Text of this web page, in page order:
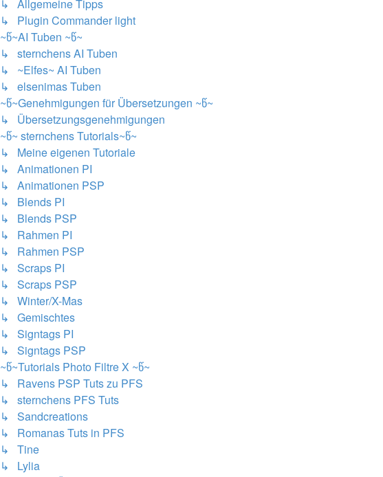
↳ Allgemeine Tipps
↳ Plugin Commander light
~წ~AI Tuben ~წ~
↳ sternchens AI Tuben
↳ ~Elfes~ AI Tuben
↳ elsenimas Tuben
~წ~Genehmigungen für Übersetzungen ~წ~
↳ Übersetzungsgenehmigungen
~წ~ sternchens Tutorials~წ~
↳ Meine eigenen Tutoriale
↳ Animationen PI
↳ Animationen PSP
↳ Blends PI
↳ Blends PSP
↳ Rahmen PI
↳ Rahmen PSP
↳ Scraps PI
↳ Scraps PSP
↳ Winter/X-Mas
↳ Gemischtes
↳ Signtags PI
↳ Signtags PSP
~წ~Tutorials Photo Filtre X ~წ~
↳ Ravens PSP Tuts zu PFS
↳ sternchens PFS Tuts
↳ Sandcreations
↳ Romanas Tuts in PFS
↳ Tine
↳ Lylia